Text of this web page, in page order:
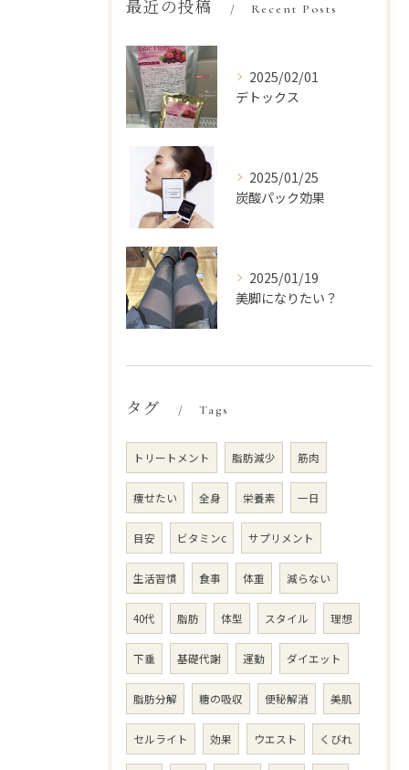
最近の投稿 Recent Posts
2025/02/01
デトックス
2025/01/25
炭酸パック効果
2025/01/19
美脚になりたい？
タグ Tags
トリートメント 脂肪減少 筋肉
痩せたい 全身 栄養素 一日
目安 ビタミンc サプリメント
生活習慣 食事 体重 減らない
40代 脂肪 体型 スタイル 理想
下垂 基礎代謝 運動 ダイエット
脂肪分解 糖の吸収 便秘解消 美肌
セルライト 効果 ウエスト くびれ